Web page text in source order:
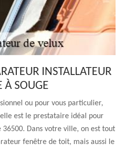
INSTALLATEUR
À SOUGE
ou pour vous particulier,
est le prestataire idéal pour
36500. Dans votre ville, on est tout
fenêtre de toit, mais aussi le